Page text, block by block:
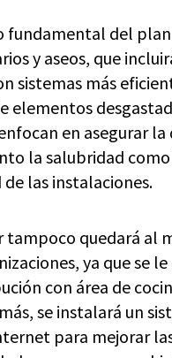
fundamental del
y aseos, que
sistemas más
elementos
en asegurar
la salubridad
las instalaciones.
tampoco quedará al
ya que se
con área de
se instalará un
para mejorar